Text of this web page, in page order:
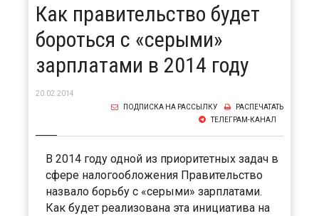
Как правительство будет
бороться с «серыми»
зарплатами в 2014 году
20.02.2014
РАСПЕЧАТАТЬ
ПОДПИСКА НА РАССЫЛКУ
ТЕЛЕГРАМ-КАНАЛ
В 2014 году одной из приоритетных задач в
сфере налогообложения Правительство
назвало борьбу с «серыми» зарплатами.
Как будет реализована эта инициатива на